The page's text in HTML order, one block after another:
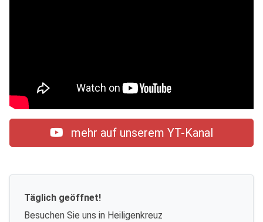
mehr auf unserem YT-Kanal
Täglich geöffnet!
Besuchen Sie uns in Heiligenkreuz